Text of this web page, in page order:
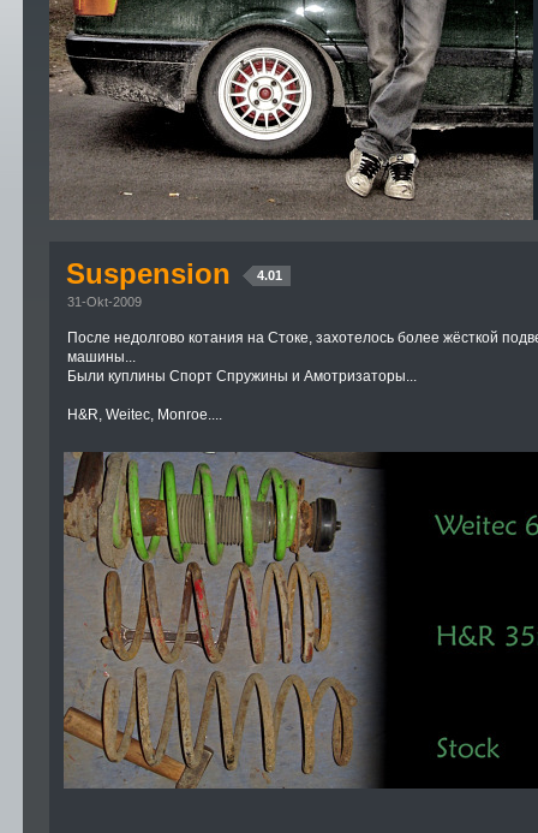
Suspension
4.01
31-Okt-2009
После недолгово котания на Стоке, захотелось более жёсткой
машины...
Были куплины Спорт Спружины и Амотризаторы...
H&R, Weitec, Monroe....